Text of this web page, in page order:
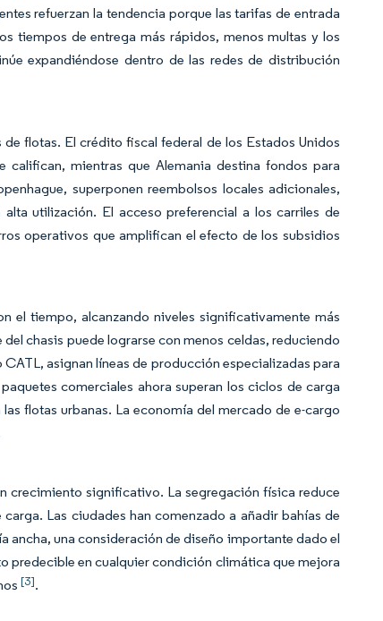
refuerzan la tendencia porque las tarifas de entrada
tiempos de entrega más rápidos, menos multas y los
expandiéndose dentro de las redes de distribución
flotas. El crédito fiscal federal de los Estados Unidos
mientras que Alemania destina fondos para
superponen reembolsos locales adicionales,
utilización. El acceso preferencial a los carriles de
operativos que amplifican el efecto de los subsidios
el tiempo, alcanzando niveles significativamente más
chasis puede lograrse con menos celdas, reduciendo
asignan líneas de producción especializadas para
comerciales ahora superan los ciclos de carga
flotas urbanas. La economía del mercado de e-cargo
crecimiento significativo. La segregación física reduce
Las ciudades han comenzado a añadir bahías de
ancha, una consideración de diseño importante dado el
predecible en cualquier condición climática que mejora
[3].